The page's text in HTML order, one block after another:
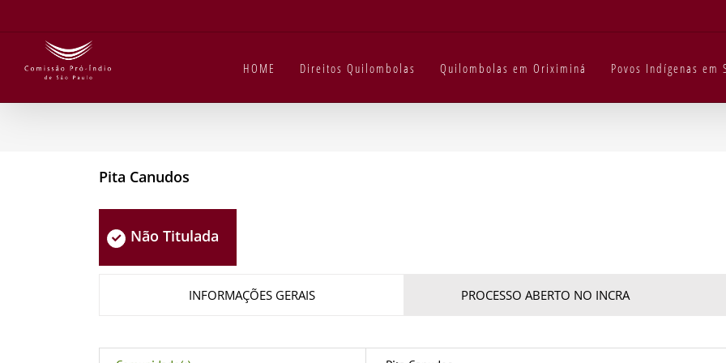
HOME Direitos Quilombolas Quilombolas em Oriximiná Povos Indígenas em
Pita Canudos
Não Titulada
INFORMAÇÕES GERAIS PROCESSO ABERTO NO INCRA